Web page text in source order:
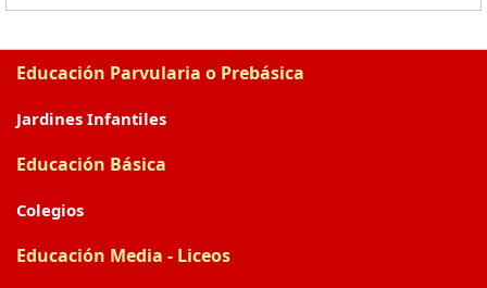
Educación Parvularia o Prebásica
Jardines Infantiles
Educación Básica
Colegios
Educación Media - Liceos